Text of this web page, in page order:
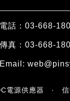
電話：03-668-
傳真：03-668-
Email:
電源供應器 ·